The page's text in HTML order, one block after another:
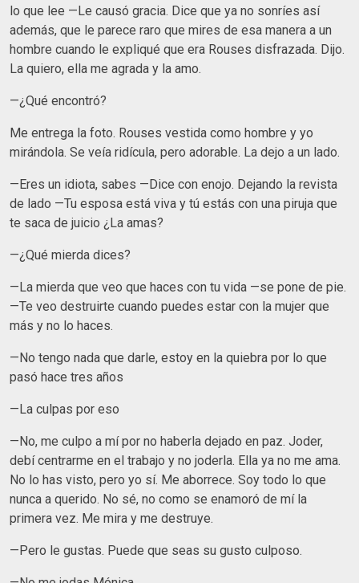
lo que lee —Le causó gracia. Dice que ya no sonríes así
además, que le parece raro que mires de esa manera a un
hombre cuando le expliqué que era Rouses disfrazada. Dijo.
La quiero, ella me agrada y la amo.
—¿Qué encontró?
Me entrega la foto. Rouses vestida como hombre y yo
mirándola. Se veía ridícula, pero adorable. La dejo a un lado.
—Eres un idiota, sabes —Dice con enojo. Dejando la revista
de lado —Tu esposa está viva y tú estás con una piruja que
te saca de juicio ¿La amas?
—¿Qué mierda dices?
—La mierda que veo que haces con tu vida —se pone de pie.
—Te veo destruirte cuando puedes estar con la mujer que
más y no lo haces.
—No tengo nada que darle, estoy en la quiebra por lo que
pasó hace tres años
—La culpas por eso
—No, me culpo a mí por no haberla dejado en paz. Joder,
debí centrarme en el trabajo y no joderla. Ella ya no me ama.
No lo has visto, pero yo sí. Me aborrece. Soy todo lo que
nunca a querido. No sé, no como se enamoró de mí la
primera vez. Me mira y me destruye.
—Pero le gustas. Puede que seas su gusto culposo.